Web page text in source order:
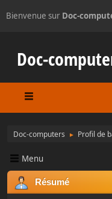
Bienvenue sur Doc-
Doc-
Doc-computers ► Profil de
Menu
Résumé